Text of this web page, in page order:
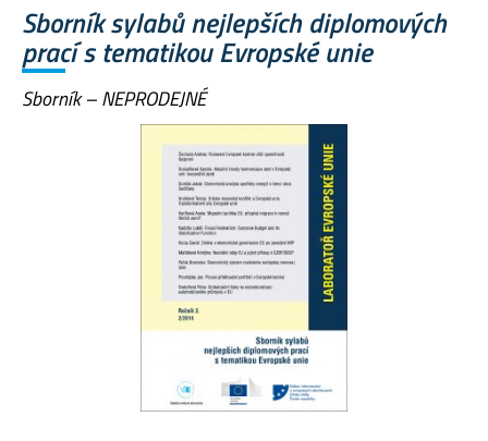
Sborník sylabů nejlepších diplomových
prací s tematikou Evropské unie
Sborník – NEPRODEJNÉ